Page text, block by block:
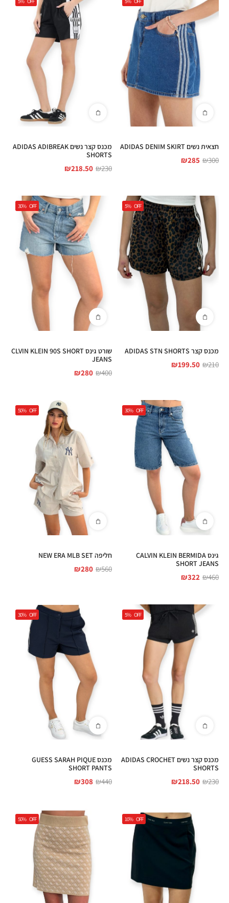
חצאית נשים ADIDAS DENIM SKIRT
₪300
₪285
מכנס קצר נשים ADIDAS ADIBREAK
SHORTS
₪230
₪218.50
5% OFF
מכנס קצר ADIDAS STN SHORTS
₪210
₪199.50
30% OFF
שורט גינס CLVIN KLEIN 90S SHORT
JEANS
₪400
₪280
30% OFF
גינס CALVIN KLEIN BERMIDA
SHORT JEANS
₪460
₪322
50% OFF
חליפה NEW ERA MLB SET
₪560
₪280
5% OFF
מכנס קצר נשים ADIDAS CROCHET
SHORTS
₪230
₪218.50
30% OFF
מכנס GUESS SARAH PIQUE
SHORT PANTS
₪440
₪308
10% OFF
50% OFF